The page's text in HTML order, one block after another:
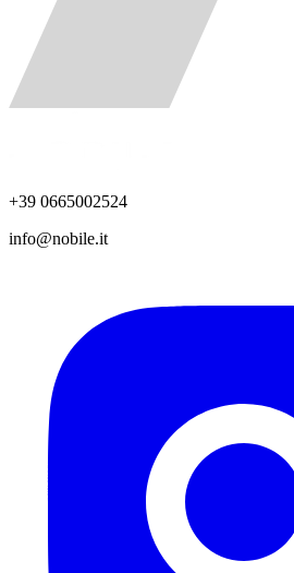
+39 0665002524
info@nobile.it